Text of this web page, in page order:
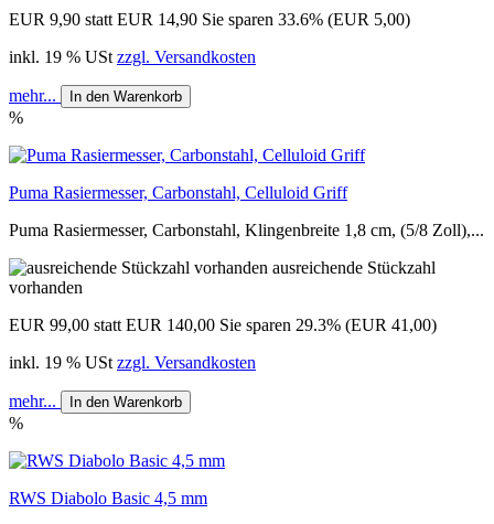
EUR 9,90 statt EUR 14,90 Sie sparen 33.6% (EUR 5,00)
inkl. 19 % USt zzgl. Versandkosten
mehr... In den Warenkorb
%
Puma Rasiermesser, Carbonstahl, Celluloid Griff
Puma Rasiermesser, Carbonstahl, Klingenbreite 1,8 cm, (5/8 Zoll),...
ausreichende Stückzahl
vorhanden
EUR 99,00 statt EUR 140,00 Sie sparen 29.3% (EUR 41,00)
inkl. 19 % USt zzgl. Versandkosten
mehr... In den Warenkorb
%
RWS Diabolo Basic 4,5 mm